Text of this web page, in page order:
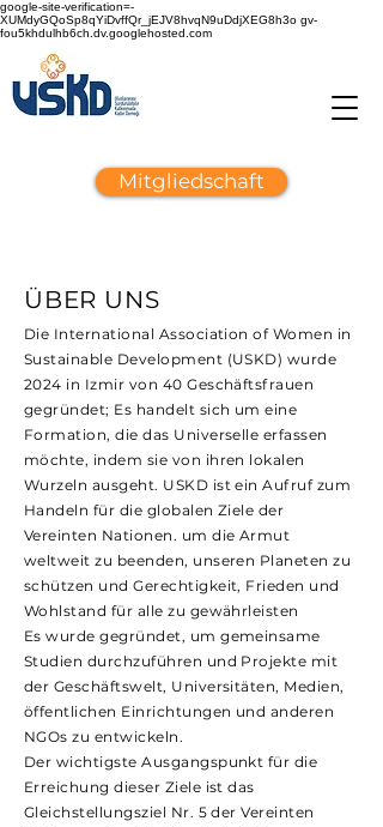
google-site-verification=-
XUMdyGQoSp8qYiDvffQr_jEJV8hvqN9uDdjXEG8h3o gv-
fou5khdulhb6ch.dv.googlehosted.com
Mitgliedschaft
ÜBER UNS
Die International Association of Women in
Sustainable Development (USKD) wurde
2024 in Izmir von 40 Geschäftsfrauen
gegründet; Es handelt sich um eine
Formation, die das Universelle erfassen
möchte, indem sie von ihren lokalen
Wurzeln ausgeht. USKD ist ein Aufruf zum
Handeln für die globalen Ziele der
Vereinten Nationen. um die Armut
weltweit zu beenden, unseren Planeten zu
schützen und Gerechtigkeit, Frieden und
Wohlstand für alle zu gewährleisten
Es wurde gegründet, um gemeinsame
Studien durchzuführen und Projekte mit
der Geschäftswelt, Universitäten, Medien,
öffentlichen Einrichtungen und anderen
NGOs zu entwickeln.
Der wichtigste Ausgangspunkt für die
Erreichung dieser Ziele ist das
Gleichstellungsziel Nr. 5 der Vereinten